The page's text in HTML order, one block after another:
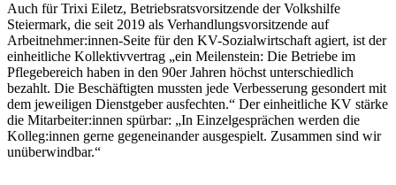
Auch für Trixi Eiletz, Betriebsratsvorsitzende der Volkshilfe
Steiermark, die seit 2019 als Verhandlungsvorsitzende auf
Arbeitnehmer:innen-Seite für den KV-Sozialwirtschaft agiert, ist der
einheitliche Kollektivvertrag „ein Meilenstein: Die Betriebe im
Pflegebereich haben in den 90er Jahren höchst unterschiedlich
bezahlt. Die Beschäftigten mussten jede Verbesserung gesondert mit
dem jeweiligen Dienstgeber ausfechten.“ Der einheitliche KV stärke
die Mitarbeiter:innen spürbar: „In Einzelgesprächen werden die
Kolleg:innen gerne gegeneinander ausgespielt. Zusammen sind wir
unüberwindbar.“